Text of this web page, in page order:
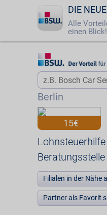
DIE
Alle
einen Blick!
Startseite
Login
Berlin
Startseite
15€
Lohnsteuerhilfe
Beratungsstelle
Filialen in der Nähe
Partner als Favorit